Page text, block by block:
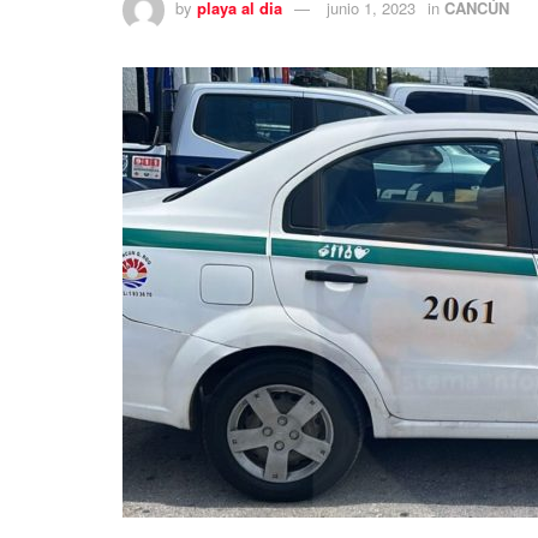
by playa al dia junio 1, 2023 in CANCÚN